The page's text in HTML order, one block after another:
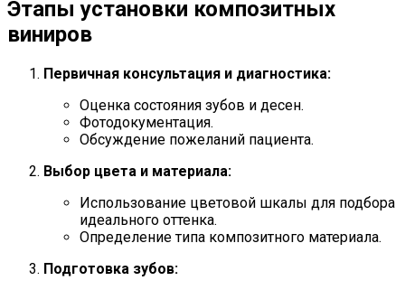
Этапы установки композитных
виниров
Первичная консультация и диагностика:
Оценка состояния зубов и десен.
Фотодокументация.
Обсуждение пожеланий пациента.
Выбор цвета и материала:
Использование цветовой шкалы для подбора
идеального оттенка.
Определение типа композитного материала.
Подготовка зубов: